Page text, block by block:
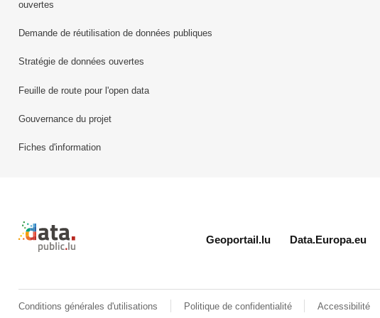
ouvertes
Demande de réutilisation de données publiques
Stratégie de données ouvertes
Feuille de route pour l'open data
Gouvernance du projet
Fiches d'information
Retour à l'accueil de data.public.lu
Geoportail.lu Data.Europa.eu
Conditions générales d'utilisations Politique de confidentialité Accessibilité